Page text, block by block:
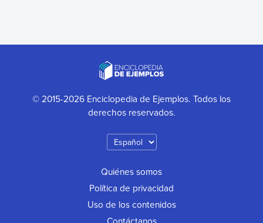
© 2015-2026 Enciclopedia de Ejemplos. Todos los
derechos reservados.
Quiénes somos
Política de privacidad
Uso de los contenidos